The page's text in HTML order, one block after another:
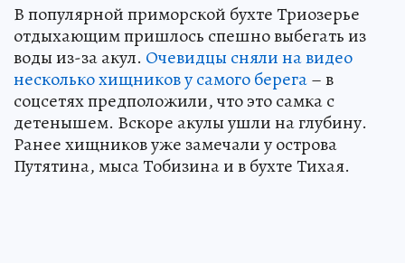
В популярной приморской бухте Триозерье
отдыхающим пришлось спешно выбегать из
воды из-за акул. Очевидцы сняли на видео
несколько хищников у самого берега– в
соцсетях предположили, что это самка с
детенышем. Вскоре акулы ушли на глубину.
Ранее хищников уже замечали у острова
Путятина, мыса Тобизина и в бухте Тихая.